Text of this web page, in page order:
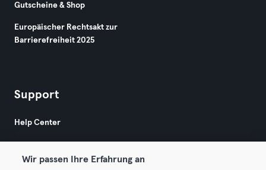
Gutscheine & Shop
Europäischer Rechtsakt zur
Barrierefreiheit 2025
Support
Help Center
Wir passen Ihre Erfahrung an